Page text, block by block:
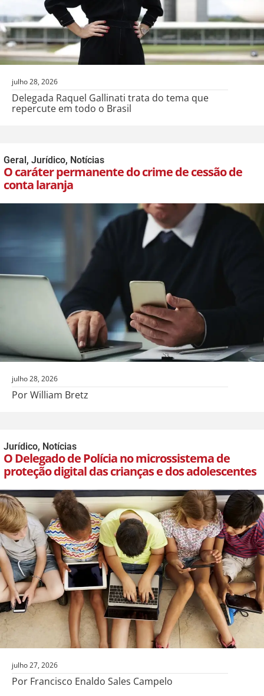
julho 28, 2026
Delegada Raquel Gallinati trata do tema que
repercute em todo o Brasil
Geral , Jurídico, Notícias
O caráter permanente do crime de cessão de
conta laranja
julho 28, 2026
Por William Bretz
Jurídico, Notícias
O Delegado de Polícia no microssistema de
proteção digital das crianças e dos adolescentes
julho 27, 2026
Por Francisco Enaldo Sales Campelo